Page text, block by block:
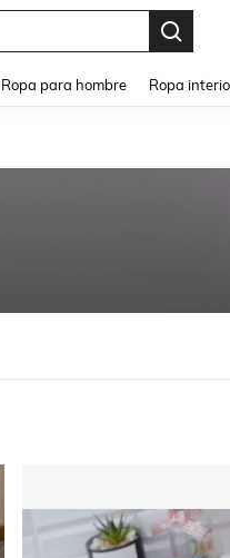
Ropa para hombre Ropa